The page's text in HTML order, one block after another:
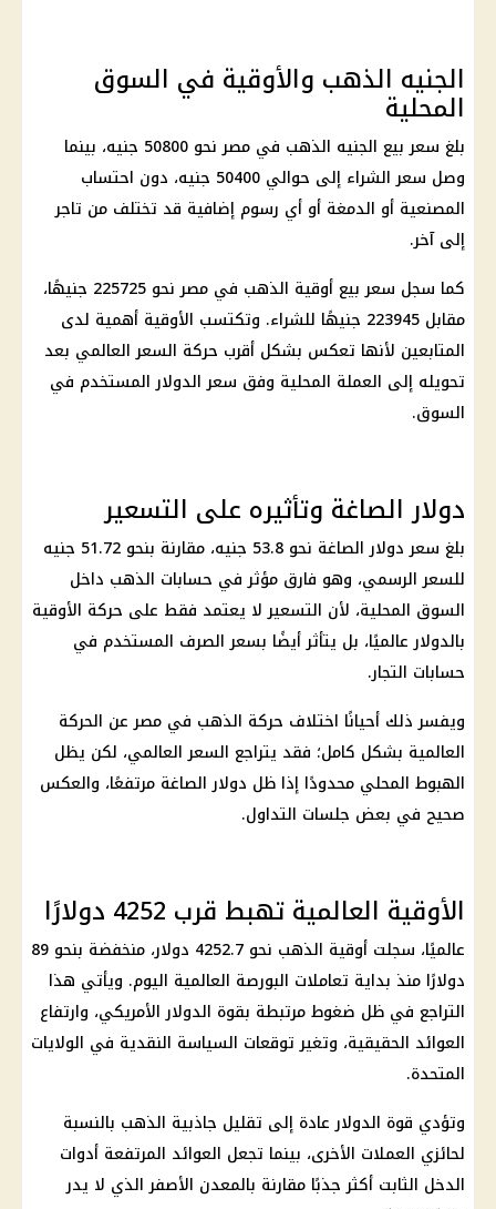
الجنيه الذهب والأوقية في السوق
المحلية
بلغ سعر بيع الجنيه الذهب في مصر نحو 50800 جنيه، بينما
وصل سعر الشراء إلى حوالي 50400 جنيه، دون احتساب
المصنعية أو الدمغة أو أي رسوم إضافية قد تختلف من تاجر
إلى آخر.
كما سجل سعر بيع أوقية الذهب في مصر نحو 225725 جنيهًا،
مقابل 223945 جنيهًا للشراء. وتكتسب الأوقية أهمية لدى
المتابعين لأنها تعكس بشكل أقرب حركة السعر العالمي بعد
تحويله إلى العملة المحلية وفق سعر الدولار المستخدم في
السوق.
دولار الصاغة وتأثيره على التسعير
بلغ سعر دولار الصاغة نحو 53.8 جنيه، مقارنة بنحو 51.72 جنيه
للسعر الرسمي، وهو فارق مؤثر في حسابات الذهب داخل
السوق المحلية، لأن التسعير لا يعتمد فقط على حركة الأوقية
بالدولار عالميًا، بل يتأثر أيضًا بسعر الصرف المستخدم في
حسابات التجار.
ويفسر ذلك أحيانًا اختلاف حركة الذهب في مصر عن الحركة
العالمية بشكل كامل؛ فقد يتراجع السعر العالمي، لكن يظل
الهبوط المحلي محدودًا إذا ظل دولار الصاغة مرتفعًا، والعكس
صحيح في بعض جلسات التداول.
الأوقية العالمية تهبط قرب 4252 دولارًا
عالميًا، سجلت أوقية الذهب نحو 4252.7 دولار، منخفضة بنحو 89
دولارًا منذ بداية تعاملات البورصة العالمية اليوم. ويأتي هذا
التراجع في ظل ضغوط مرتبطة بقوة الدولار الأمريكي، وارتفاع
العوائد الحقيقية، وتغير توقعات السياسة النقدية في الولايات
المتحدة.
وتؤدي قوة الدولار عادة إلى تقليل جاذبية الذهب بالنسبة
لحائزي العملات الأخرى، بينما تجعل العوائد المرتفعة أدوات
الدخل الثابت أكثر جذبًا مقارنة بالمعدن الأصفر الذي لا يدر